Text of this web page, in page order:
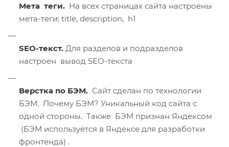
Мета теги. На всех страницах сайта настроены
мета-теги: title, description, h1
SEO-текст. Для разделов и подразделов
настроен вывод SEO-текста
Верстка по БЭМ. Сайт сделан по технологии
БЭМ. Почему БЭМ? Уникальный код сайта с
одной стороны. Также БЭМ признан Яндексом
(БЭМ используется в Яндексе для разработки
фронтенда) .